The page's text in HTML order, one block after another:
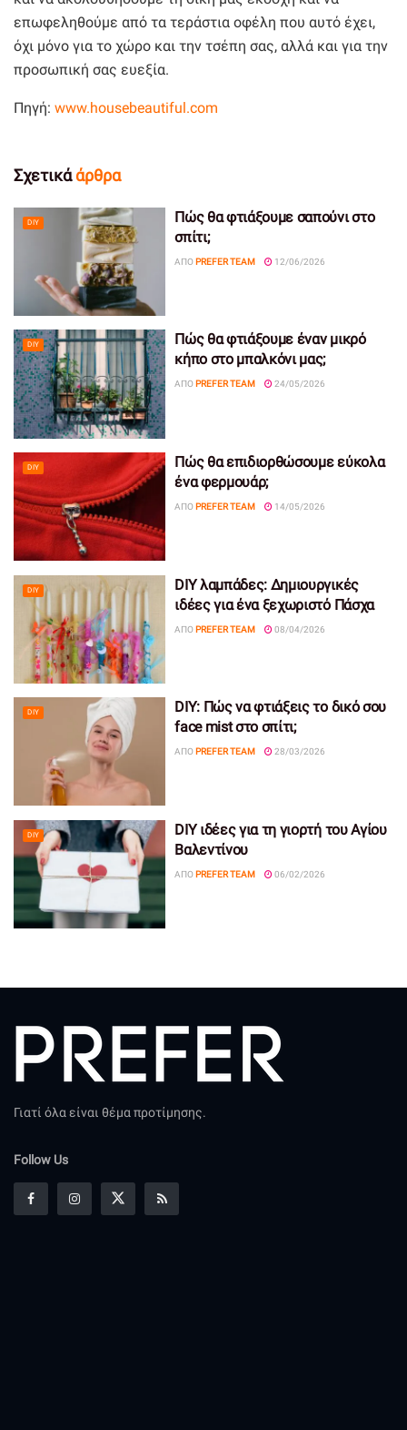
επωφεληθούμε από τα τεράστια οφέλη που αυτό έχει,
όχι μόνο για το χώρο και την τσέπη σας, αλλά και για την
προσωπική σας ευεξία.
Πηγή: www.housebeautiful.com
Σχετικάάρθρα
DIY
Πώς θα φτιάξουμε σαπούνι στο
σπίτι;
ΑΠΌ PREFER TEAM 12/06/2026
DIY
Πώς θα φτιάξουμε έναν μικρό
κήπο στο μπαλκόνι μας;
ΑΠΌ PREFER TEAM 24/05/2026
DIY
Πώς θα επιδιορθώσουμε εύκολα
ένα φερμουάρ;
ΑΠΌ PREFER TEAM 14/05/2026
DIY
DIY λαμπάδες: Δημιουργικές
ιδέες για ένα ξεχωριστό Πάσχα
ΑΠΌ PREFER TEAM 08/04/2026
DIY
DIY: Πώς να φτιάξεις το δικό σου
face mist στο σπίτι;
ΑΠΌ PREFER TEAM 28/03/2026
DIY
DIY ιδέες για τη γιορτή του Αγίου
Βαλεντίνου
ΑΠΌ PREFER TEAM 06/02/2026
Γιατί όλα είναι θέμα προτίμησης.
Follow Us